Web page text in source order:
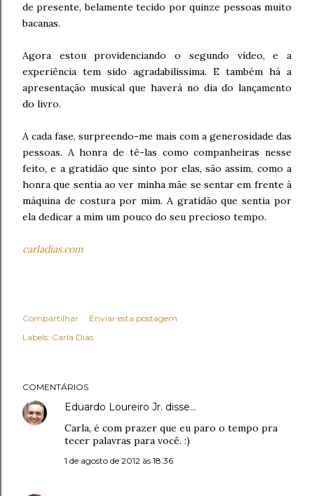
de presente, belamente tecido por quinze pessoas muito
bacanas.
Agora estou providenciando o segundo vídeo, e a
experiência tem sido agradabilíssima. E também há a
apresentação musical que haverá no dia do lançamento
do livro.
A cada fase, surpreendo-me mais com a generosidade das
pessoas. A honra de tê-las como companheiras nesse
feito, e a gratidão que sinto por elas, são assim, como a
honra que sentia ao ver minha mãe se sentar em frente à
máquina de costura por mim. A gratidão que sentia por
ela dedicar a mim um pouco do seu precioso tempo.
carladias.com
Compartilhar
Enviar esta postagem
Labels: Carla Dias
COMENTÁRIOS
Eduardo Loureiro Jr. disse…
Carla, é com prazer que eu paro o tempo pra
tecer palavras para você. :)
1 de agosto de 2012 às 18:36